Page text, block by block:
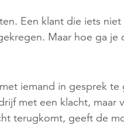
Een klant die iets
Maar hoe ga je
iemand in gesprek te
met een klacht, maar
terugkomt, geeft de